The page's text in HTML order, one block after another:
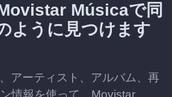
Músicaで同
ように見つけます
アーティスト、アルバム、再
情報を使って、Movistar